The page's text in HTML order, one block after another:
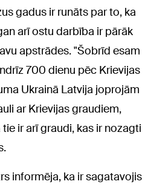
gadus ir runāts par to, ka
arī ostu darbība ir pārāk
apstrādes. "Šobrīd esam
700 dienu pēc Krievijas
Ukrainā Latvija joprojām
ar Krievijas graudiem,
ir arī graudi, kas ir nozagti
informēja, ka ir sagatavojis